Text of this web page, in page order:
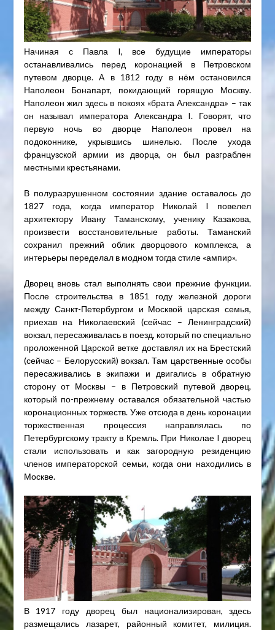
Начиная с Павла I, все будущие императоры
останавливались перед коронацией в Петровском
путевом дворце. А в 1812 году в нём остановился
Наполеон Бонапарт, покидающий горящую Москву.
Наполеон жил здесь в покоях «брата Александра» – так
он называл императора Александра I. Говорят, что
первую ночь во дворце Наполеон провел на
подоконнике, укрывшись шинелью. После ухода
французской армии из дворца, он был разграблен
местными крестьянами.
В полуразрушенном состоянии здание оставалось до
1827 года, когда император Николай I повелел
архитектору Ивану Таманскому, ученику Казакова,
произвести восстановительные работы. Таманский
сохранил прежний облик дворцового комплекса, а
интерьеры переделал в модном тогда стиле «ампир».
Дворец вновь стал выполнять свои прежние функции.
После строительства в 1851 году железной дороги
между Санкт-Петербургом и Москвой царская семья,
приехав на Николаевский (сейчас – Ленинградский)
вокзал, пересаживалась в поезд, который по специально
проложенной Царской ветке доставлял их на Брестский
(сейчас – Белорусский) вокзал. Там царственные особы
пересаживались в экипажи и двигались в обратную
сторону от Москвы – в Петровский путевой дворец,
который по-прежнему оставался обязательной частью
коронационных торжеств. Уже отсюда в день коронации
торжественная процессия направлялась по
Петербургскому тракту в Кремль. При Николае I дворец
стали использовать и как загородную резиденцию
членов императорской семьи, когда они находились в
Москве.
В 1917 году дворец был национализирован, здесь
размещались лазарет, районный комитет, милиция.